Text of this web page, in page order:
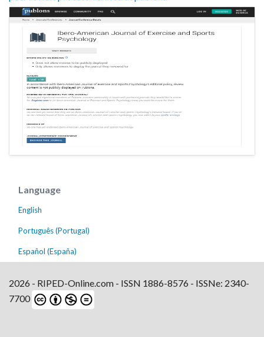
Language
English
Português (Portugal)
Español (España)
2026 - RIPED-Online.com - ISSN 1886-8576 - ISSNe: 2340-
7700